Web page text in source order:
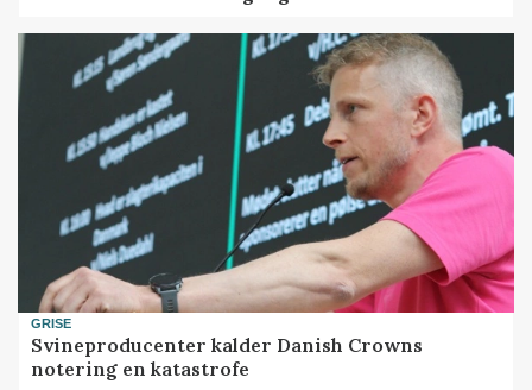
GRISE
Svineproducenter kalder Danish Crowns
notering en katastrofe